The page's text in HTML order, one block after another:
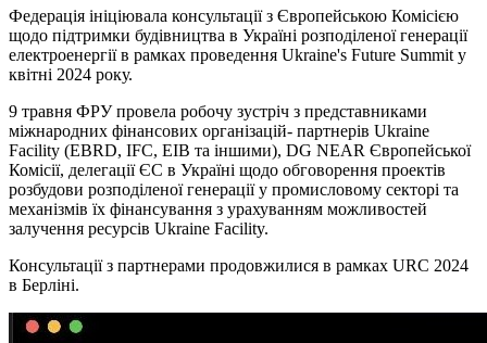
Федерація ініціювала консультації з Європейською Комісією
щодо підтримки будівництва в Україні розподіленої генерації
електроенергії в рамках проведення Ukraine's Future Summit у
квітні 2024 року.
9 травня ФРУ провела робочу зустріч з представниками
міжнародних фінансових організацій- партнерів Ukraine
Facility (EBRD, IFC, EIB та іншими), DG NEAR Європейської
Комісії, делегації ЄС в Україні щодо обговорення проектів
розбудови розподіленої генерації у промисловому секторі та
механізмів їх фінансування з урахуванням можливостей
залучення ресурсів Ukraine Facility.
Консультації з партнерами продовжилися в рамках URC 2024
в Берліні.